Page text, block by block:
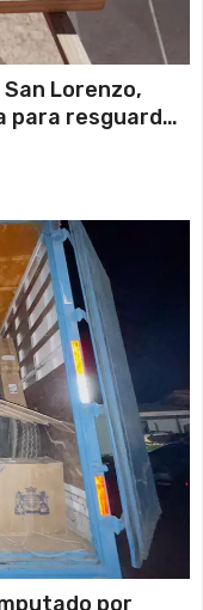
Lorenzo,
para resguardar
por